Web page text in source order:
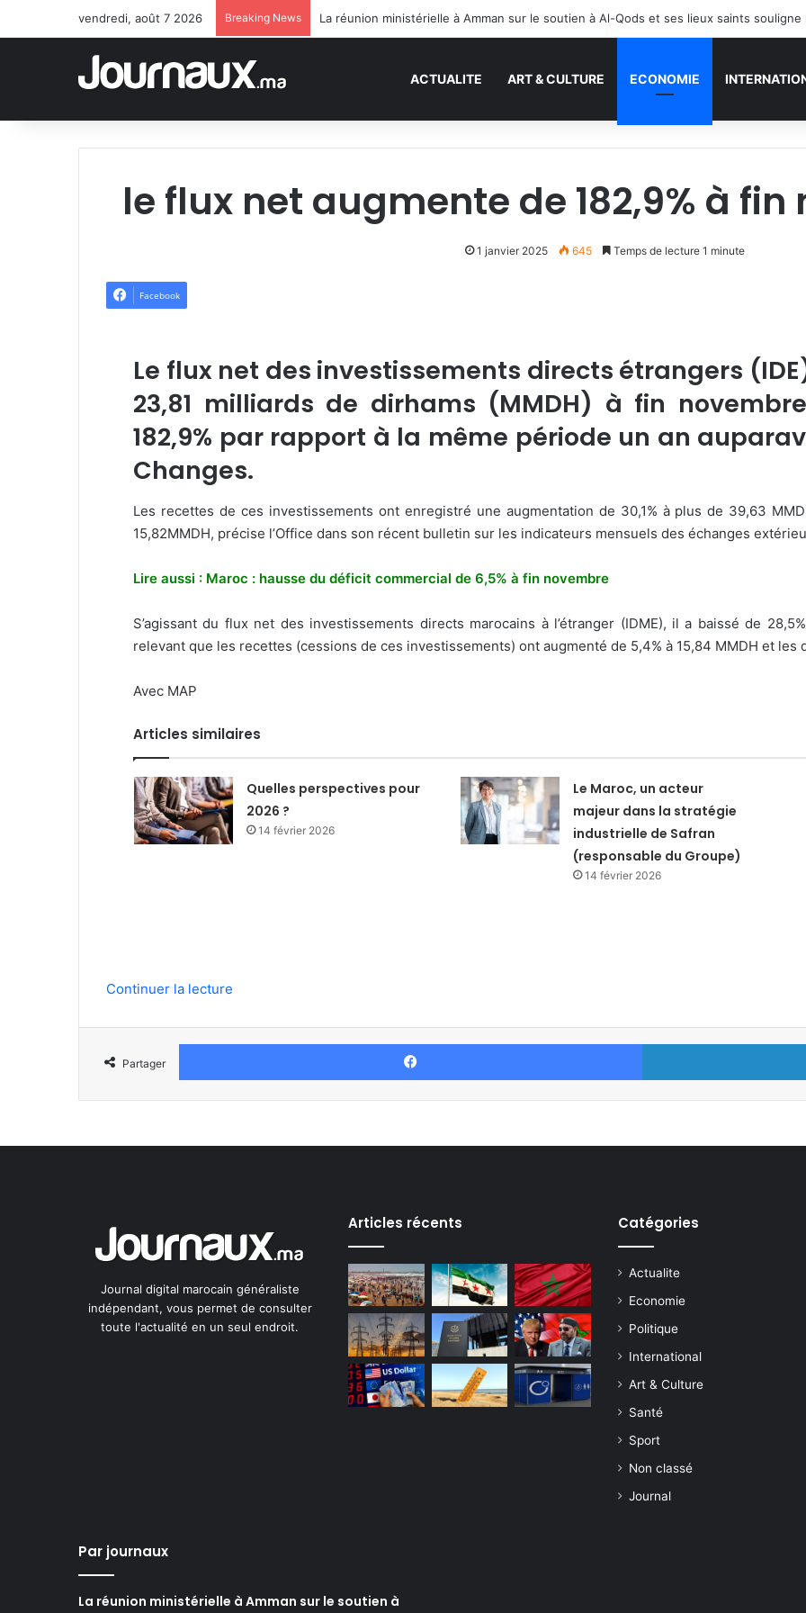
vendredi, août 7 2026 Breaking News
ACTUALITE ART & CULTURE ECONOMIE
le flux net augmente de 182,9% à
1 janvier 2025 645 Temps de lecture 1 minute
Facebook
Le flux net des investissements directs étrangers
23,81 milliards de dirhams (MMDH) à fin
182,9% par rapport à la même période un an
Changes.
Les recettes de ces investissements ont enregistré une augmentation de 30,1% à plus de 39,63
15,82MMDH, précise l’Office dans son récent bulletin sur les indicateurs mensuels des échanges
Lire aussi : Maroc : hausse du déficit commercial de 6,5% à fin novembre
S’agissant du flux net des investissements directs marocains à l’étranger (IDME), il a baissé de
relevant que les recettes (cessions de ces investissements) ont augmenté de 5,4% à 15,84 MMDH et les
Avec MAP
Articles similaires
Quelles perspectives pour
2026 ?
14 février 2026
Le Maroc, un acteur
majeur dans la stratégie
industrielle de Safran
(responsable du Groupe)
14 février 2026
Continuer la lecture
Partager
Facebook
Journal digital marocain généraliste
indépendant, vous permet de consulter
toute l'actualité en un seul endroit.
Articles récents Catégories
Actualite
Economie
Politique
International
Art & Culture
Santé
Sport
Non classé
Journal
Par journaux
La réunion ministérielle à Amman sur le soutien à